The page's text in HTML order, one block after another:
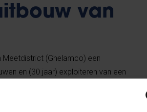
van
Meetdistrict (Ghelamco) een
en (30 jaar) exploiteren van een